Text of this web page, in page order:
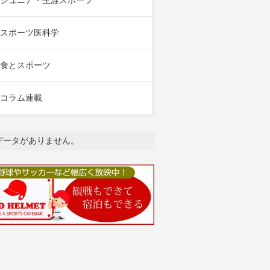
スポーツ医科学
食とスポーツ
コラム連載
タがありません。